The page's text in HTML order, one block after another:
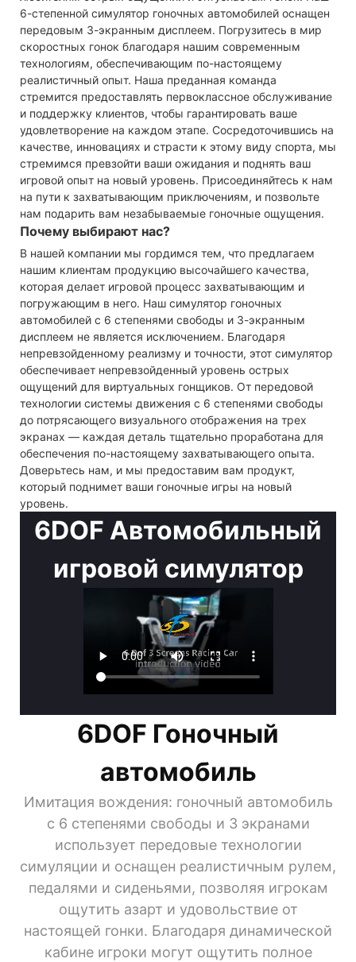
6-степенной симулятор гоночных автомобилей оснащен
передовым 3-экранным дисплеем. Погрузитесь в мир
скоростных гонок благодаря нашим современным
технологиям, обеспечивающим по-настоящему
реалистичный опыт. Наша преданная команда
стремится предоставлять первоклассное обслуживание
и поддержку клиентов, чтобы гарантировать ваше
удовлетворение на каждом этапе. Сосредоточившись на
качестве, инновациях и страсти к этому виду спорта, мы
стремимся превзойти ваши ожидания и поднять ваш
игровой опыт на новый уровень. Присоединяйтесь к нам
на пути к захватывающим приключениям, и позвольте
нам подарить вам незабываемые гоночные ощущения.
Почему выбирают нас?
В нашей компании мы гордимся тем, что предлагаем
нашим клиентам продукцию высочайшего качества,
которая делает игровой процесс захватывающим и
погружающим в него. Наш симулятор гоночных
автомобилей с 6 степенями свободы и 3-экранным
дисплеем не является исключением. Благодаря
непревзойденному реализму и точности, этот симулятор
обеспечивает непревзойденный уровень острых
ощущений для виртуальных гонщиков. От передовой
технологии системы движения с 6 степенями свободы
до потрясающего визуального отображения на трех
экранах — каждая деталь тщательно проработана для
обеспечения по-настоящему захватывающего опыта.
Доверьтесь нам, и мы предоставим вам продукт,
который поднимет ваши гоночные игры на новый
уровень.
6DOF Автомобильный
игровой симулятор
6DOF Гоночный
автомобиль
Имитация вождения: гоночный автомобиль
с 6 степенями свободы и 3 экранами
использует передовые технологии
симуляции и оснащен реалистичным рулем,
педалями и сиденьями, позволяя игрокам
ощутить азарт и удовольствие от
настоящей гонки. Благодаря динамической
кабине игроки могут ощутить полное